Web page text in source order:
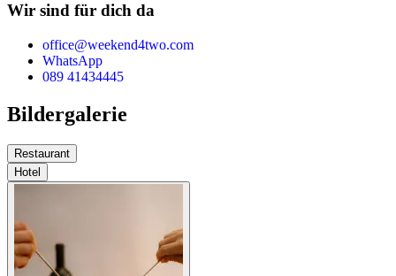
Wir sind für dich da
office@weekend4two.com
WhatsApp
089 41434445
Bildergalerie
Restaurant
Hotel